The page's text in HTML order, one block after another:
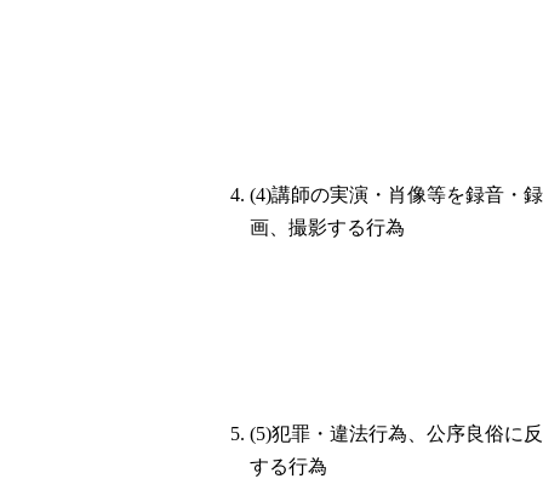
(4)講師の実演・肖像等を録音・録
画、撮影する行為
(5)犯罪・違法行為、公序良俗に反
する行為